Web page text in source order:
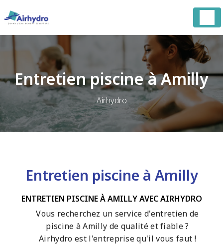
Entretien piscine à Amilly
Airhydro
Entretien piscine à Amilly
ENTRETIEN PISCINE À AMILLY AVEC AIRHYDRO
Vous recherchez un service d'entretien de
piscine à Amilly de qualité et fiable ?
Airhydro est l'entreprise qu'il vous faut !